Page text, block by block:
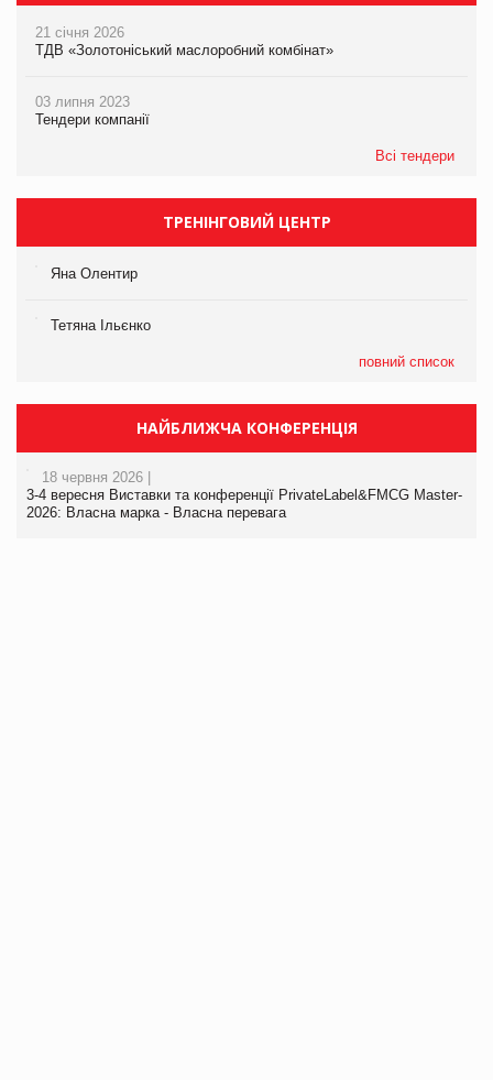
21 січня 2026
ТДВ «Золотоніський маслоробний комбінат»
03 липня 2023
Тендери компанії
Всі тендери
ТРЕНІНГОВИЙ ЦЕНТР
Яна Олентир
Тетяна Ільєнко
повний список
НАЙБЛИЖЧА КОНФЕРЕНЦІЯ
18 червня 2026 |
3-4 вересня Виставки та конференції PrivateLabel&FMCG Master-
2026: Власна марка - Власна перевага